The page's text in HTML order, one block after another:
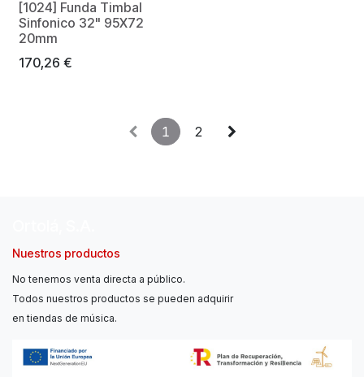
Made in Spain
[1024] Funda Timbal
Sinfonico 32" 95X72
20mm
170,26 €
1 2
Nuestros productos
No tenemos venta directa a público.
Todos nuestros productos se pueden adquirir
en tiendas de música.